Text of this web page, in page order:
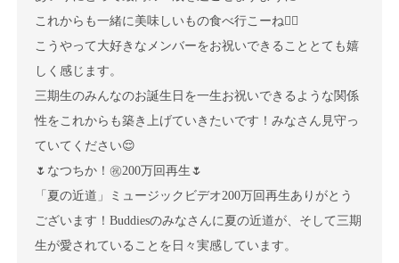
これからも一緒に美味しいもの食べ行こーね👍🏻
こうやって大好きなメンバーをお祝いできることとても嬉
しく感じます。
三期生のみんなのお誕生日を一生お祝いできるような関係
性をこれからも築き上げていきたいです！みなさん見守っ
ていてください😌
🌷なつちか！㊗️200万回再生🌷
「夏の近道」ミュージックビデオ200万回再生ありがとう
ございます！ Buddiesのみなさんに夏の近道が、そして三期
生が愛されていることを日々実感しています。